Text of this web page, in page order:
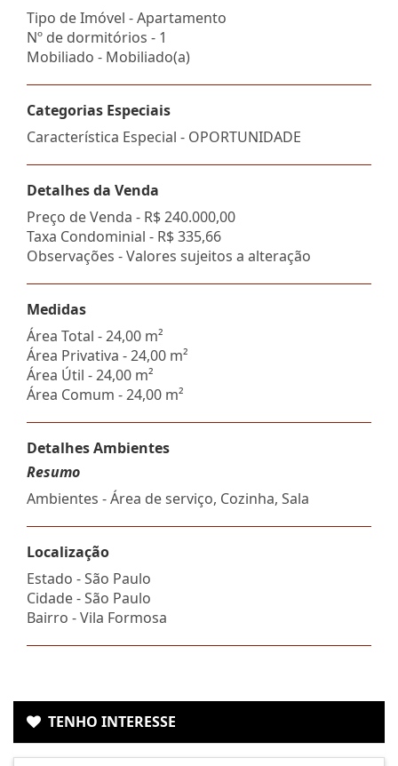
Tipo de Imóvel - Apartamento
Nº de dormitórios - 1
Mobiliado - Mobiliado(a)
Categorias Especiais
Característica Especial - OPORTUNIDADE
Detalhes da Venda
Preço de Venda - R$ 240.000,00
Taxa Condominial - R$ 335,66
Observações - Valores sujeitos a alteração
Medidas
Área Total - 24,00 m²
Área Privativa - 24,00 m²
Área Útil - 24,00 m²
Área Comum - 24,00 m²
Detalhes Ambientes
Resumo
Ambientes - Área de serviço, Cozinha, Sala
Localização
Estado -São Paulo
Cidade -São Paulo
Bairro -Vila Formosa
TENHO INTERESSE